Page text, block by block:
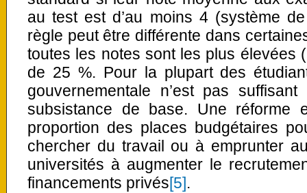
au test est d’au moins 4 (système
règle peut être différente dans
toutes les notes sont les plus élevées
de 25 %. Pour la plupart des
gouvernementale n’est pas
subsistance de base. Une réforme
proportion des places budgétaires
chercher du travail ou à emprunter
universités à augmenter le
financements privés[5].